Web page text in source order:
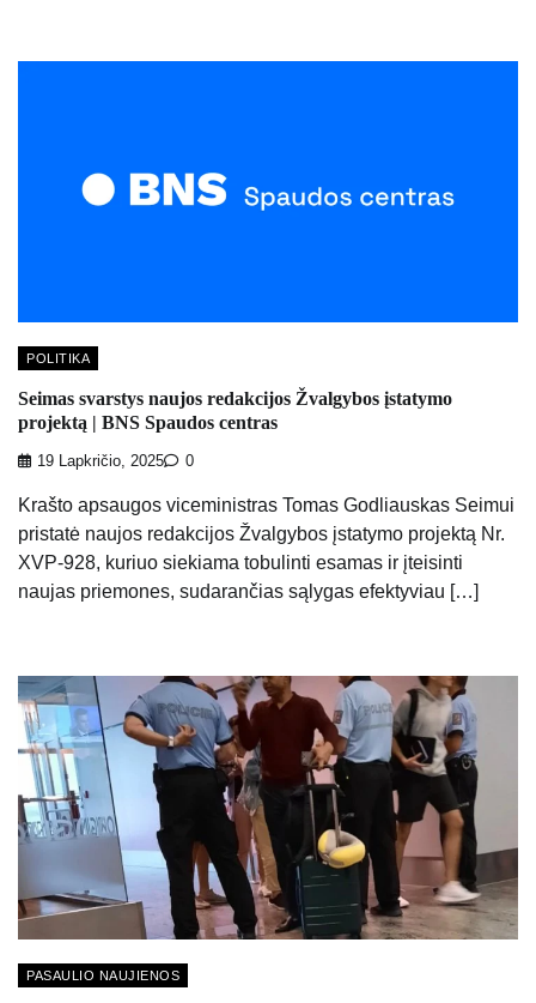
POLITIKA
Seimas svarstys naujos redakcijos Žvalgybos įstatymo
projektą | BNS Spaudos centras
19 Lapkričio, 2025 0
Krašto apsaugos viceministras Tomas Godliauskas Seimui
pristatė naujos redakcijos Žvalgybos įstatymo projektą Nr.
XVP-928, kuriuo siekiama tobulinti esamas ir įteisinti
naujas priemones, sudarančias sąlygas efektyviau […]
PASAULIO NAUJIENOS